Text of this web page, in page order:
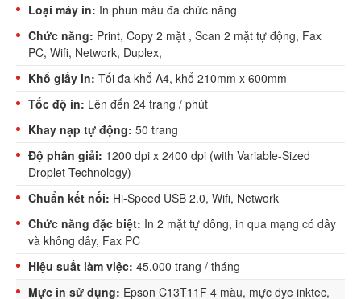
Loại máy in: In phun màu đa chức năng
Chức năng: Print, Copy 2 mặt , Scan 2 mặt tự động, Fax
PC, Wifi, Network, Duplex,
Khổ giấy in: Tối đa khổ A4, khổ 210mm x 600mm
Tốc độ in: Lên đến 24 trang / phút
Khay nạp tự động: 50 trang
Độ phân giải: 1200 dpi x 2400 dpi (with Variable-Sized
Droplet Technology)
Chuẩn kết nối: Hi-Speed USB 2.0, Wifi, Network
Chức năng đặc biệt: In 2 mặt tự dông, in qua mạng có dây
và không dây, Fax PC
Hiệu suất làm việc: 45.000 trang / tháng
Mực in sử dụng: Epson C13T11F 4 màu, mực dye inktec,